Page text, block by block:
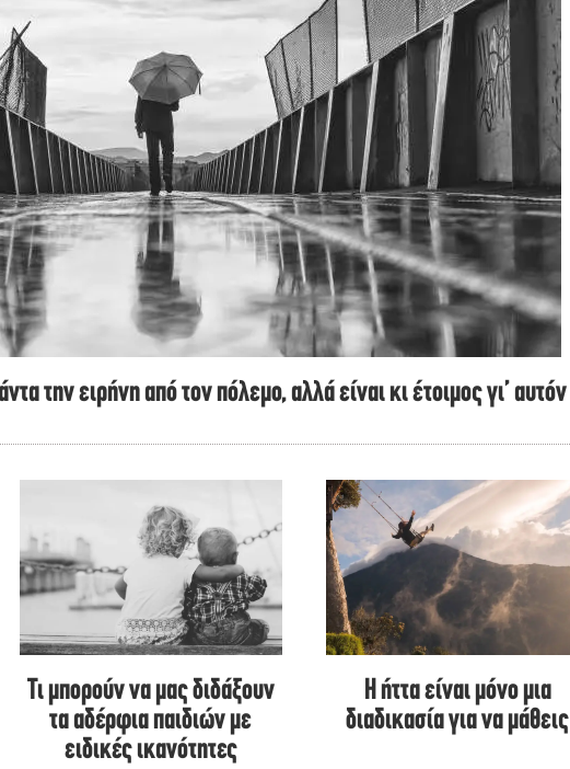
την ειρήνη από τον πόλεμο, αλλά είναι κι έτοιμος γι’ αυτόν
Τι μπορούν να μας διδάξουν
τα αδέρφια παιδιών με
ειδικές ικανότητες
Η ήττα είναι μόνο μια
διαδικασία για να μάθεις